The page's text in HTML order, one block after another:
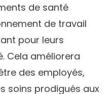
de santé
de travail
pour leurs
Cela améliorera
des employés,
soins prodigués aux